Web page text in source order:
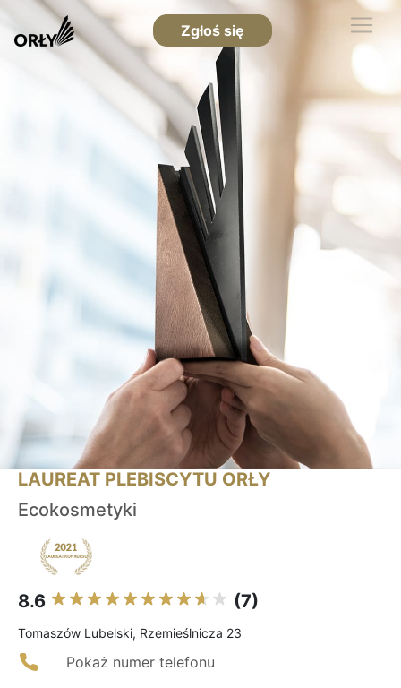
Zgłoś się
LAUREAT PLEBISCYTU ORŁY
Ecokosmetyki
8.6 (7)
Tomaszów Lubelski, Rzemieślnicza 23
Pokaż numer telefonu